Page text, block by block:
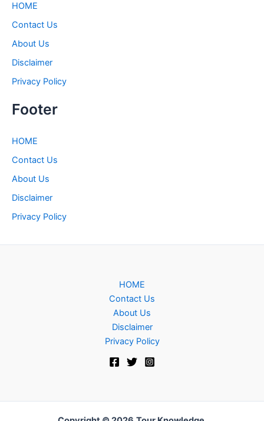
HOME
Contact Us
About Us
Disclaimer
Privacy Policy
Footer
HOME
Contact Us
About Us
Disclaimer
Privacy Policy
HOME
Contact Us
About Us
Disclaimer
Privacy Policy